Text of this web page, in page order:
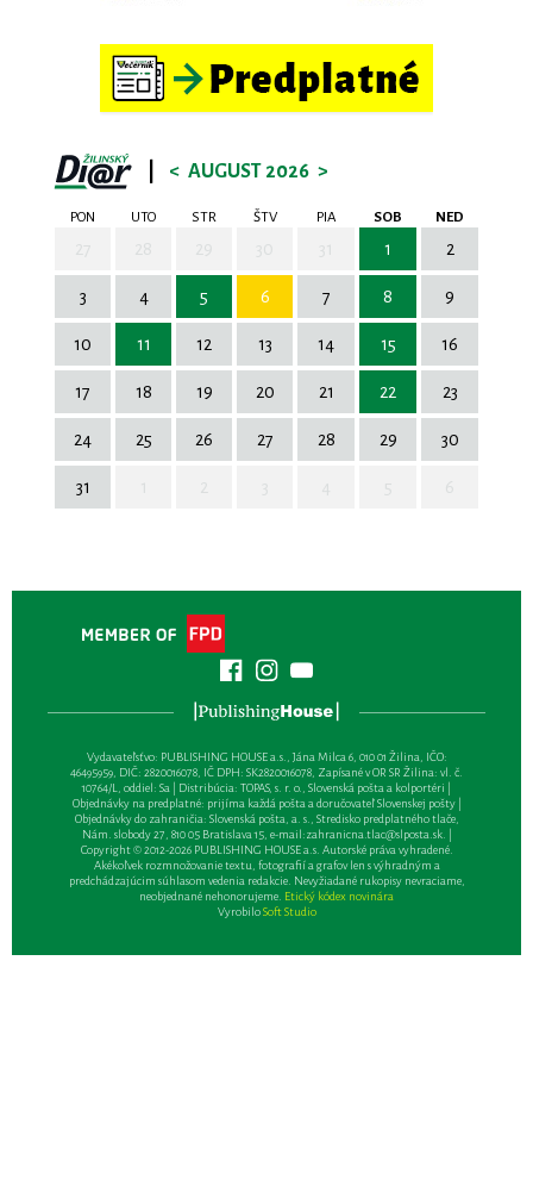
< AUGUST 2026 >
PON UTO STR ŠTV PIA SOB NED
1 2
3 4 5 6 7 8 9
10 11 12 13 14 15 16
17 18 19 20 21 22 23
24 25 26 27 28 29 30
31
Vydavateľsťvo: PUBLISHING HOUSE a.s., Jána Milca 6, 010 01 Žilina, IČO:
46495959, DIČ: 2820016078, IČ DPH: SK2820016078, Zapísané v OR SR Žilina: vl. č.
10764/L, oddiel: Sa | Distribúcia: TOPAS, s. r. o., Slovenská pošta a kolportéri |
Objednávky na predplatné: prijíma každá pošta a doručovateľ Slovenskej pošty |
Objednávky do zahraničia: Slovenská pošta, a. s., Stredisko predplatného tlače,
Nám. slobody 27, 810 05 Bratislava 15, e-mail:zahranicna.tlac@slposta.sk. |
Copyright © 2012-2026 PUBLISHING HOUSE a.s. Autorské práva vyhradené.
Akékoľvek rozmnožovanie textu, fotografií a grafov len s výhradným a
predchádzajúcim súhlasom vedenia redakcie. Nevyžiadané rukopisy nevraciame,
neobjednané nehonorujeme. Etický kódex novinára
VyrobiloSoft Studio